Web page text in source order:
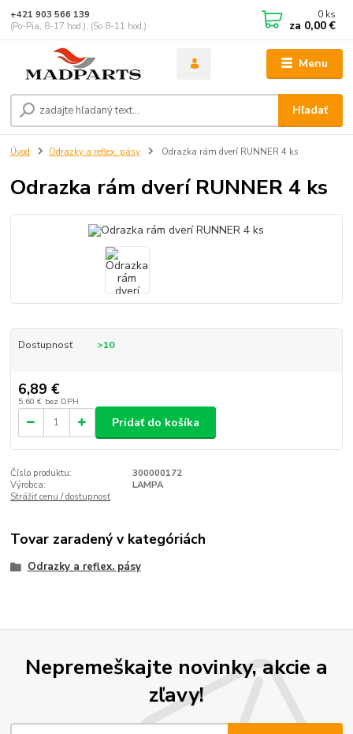
Menu
Hľadať
+421 903 566 139
(Po-Pia, 8-17 hod.), (So 8-11 hod.)
0 ks
za 0,00 €
Úvod Odrazky a reflex. pásy Odrazka rám dverí RUNNER 4 ks
Odrazka rám dverí RUNNER 4 ks
Dostupnosť >10
6,89 €
5,60 € bez DPH
Pridať do košíka
Číslo produktu:
300000172
Výrobca:
LAMPA
Strážiť cenu / dostupnosť
Tovar zaradený v kategóriách
Odrazky a reflex. pásy
Nepremeškajte novinky, akcie a
zľavy!